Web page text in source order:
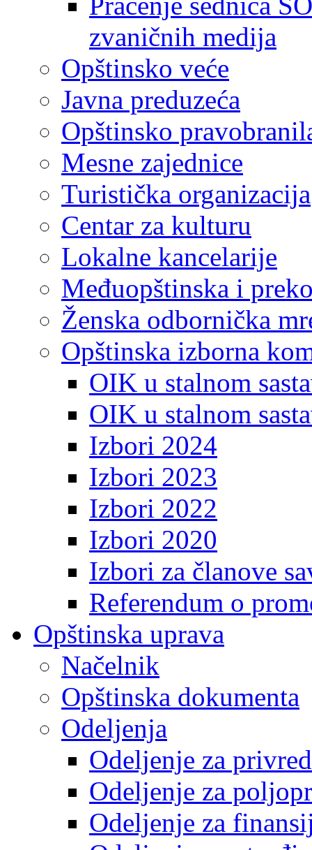
zvaničnih medija
Opštinsko veće
Javna preduzeća
Opštinsko
Mesne zajednice
Turistička organizacija
Centar za kulturu
Lokalne kancelarije
Međuopštinska i
Ženska odbornička
Opštinska izborna
OIK u stalnom
OIK u stalnom
Izbori 2024
Izbori 2023
Izbori 2022
Izbori 2020
Izbori za članove
Referendum o
Opštinska uprava
Načelnik
Opštinska dokumenta
Odeljenja
Odeljenje za
Odeljenje za
Odeljenje za